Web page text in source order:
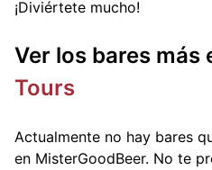
¡Diviértete mucho!
Ver los bares más
Tours
Actualmente no hay bares
en MisterGoodBeer. No te